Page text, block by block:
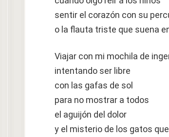
sentir el corazón con su
o la flauta triste que suena
Viajar con mi mochila de
intentando ser libre
con las gafas de sol
para no mostrar a todos
el aguijón del dolor
y el misterio de los gatos